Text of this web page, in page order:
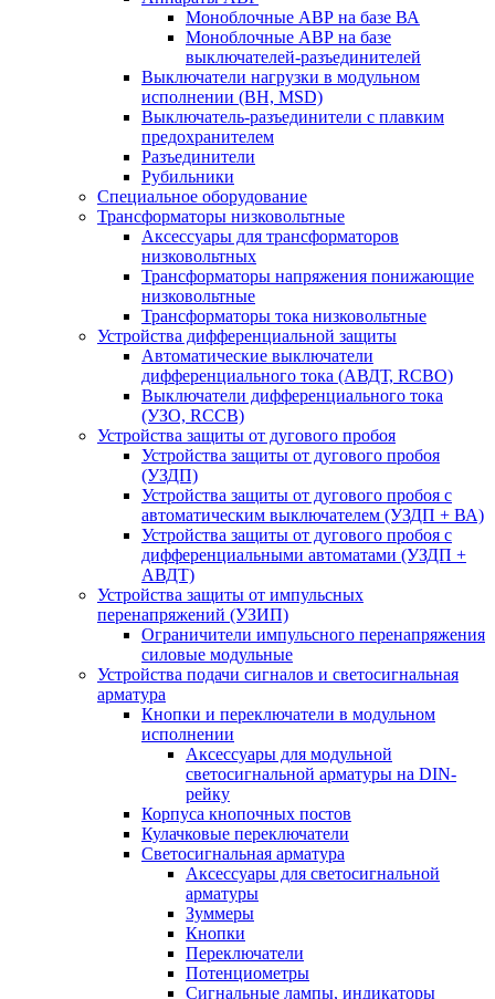
Моноблочные АВР на базе ВА
Моноблочные АВР на базе
выключателей-разъединителей
Выключатели нагрузки в модульном
исполнении (ВН, MSD)
Выключатель-разъединители с плавким
предохранителем
Разъединители
Рубильники
Специальное оборудование
Трансформаторы низковольтные
Аксессуары для трансформаторов
низковольтных
Трансформаторы напряжения понижающие
низковольтные
Трансформаторы тока низковольтные
Устройства дифференциальной защиты
Автоматические выключатели
дифференциального тока (АВДТ, RCBO)
Выключатели дифференциального тока
(УЗО, RCCB)
Устройства защиты от дугового пробоя
Устройства защиты от дугового пробоя
(УЗДП)
Устройства защиты от дугового пробоя с
автоматическим выключателем (УЗДП + ВА)
Устройства защиты от дугового пробоя с
дифференциальными автоматами (УЗДП +
АВДТ)
Устройства защиты от импульсных
перенапряжений (УЗИП)
Ограничители импульсного перенапряжения
силовые модульные
Устройства подачи сигналов и светосигнальная
арматура
Кнопки и переключатели в модульном
исполнении
Аксессуары для модульной
светосигнальной арматуры на DIN-
рейку
Корпуса кнопочных постов
Кулачковые переключатели
Светосигнальная арматура
Аксессуары для светосигнальной
арматуры
Зуммеры
Кнопки
Переключатели
Потенциометры
Сигнальные лампы, индикаторы